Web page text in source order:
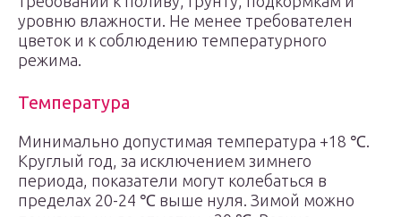
уровню влажности. Не менее требователен
цветок и к соблюдению температурного
режима.
Температура
Минимально допустимая температура +18 ℃.
Круглый год, за исключением зимнего
периода, показатели могут колебаться в
пределах 20-24 ℃ выше нуля. Зимой можно